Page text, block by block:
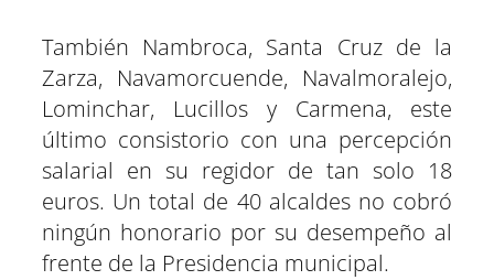
También Nambroca, Santa Cruz de la
Zarza, Navamorcuende, Navalmoralejo,
Lominchar, Lucillos y Carmena, este
último consistorio con una percepción
salarial en su regidor de tan solo 18
euros. Un total de 40 alcaldes no cobró
ningún honorario por su desempeño al
frente de la Presidencia municipal.